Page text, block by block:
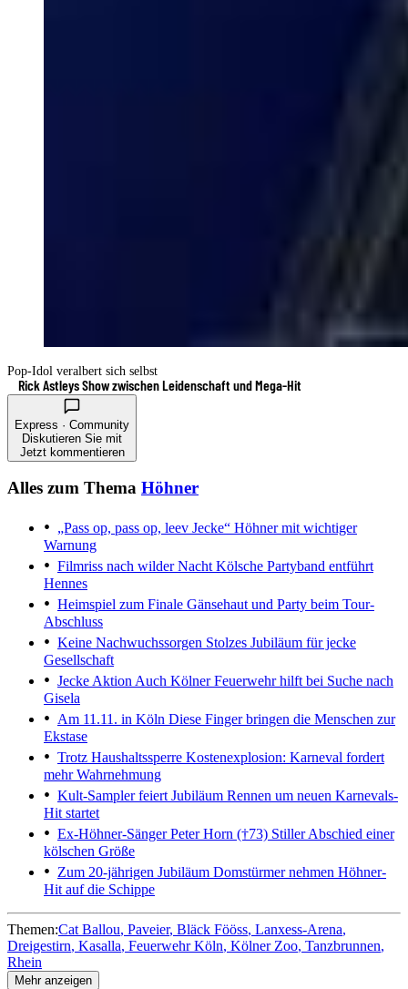
Pop-Idol veralbert sich selbst
Rick Astleys Show zwischen Leidenschaft und Mega-Hit
Express · Community
Diskutieren Sie mit
Jetzt kommentieren
Alles zum Thema Höhner
„Pass op, pass op, leev Jecke“ Höhner mit wichtiger
Warnung
Filmriss nach wilder Nacht Kölsche Partyband entführt
Hennes
Heimspiel zum Finale Gänsehaut und Party beim Tour-
Abschluss
Keine Nachwuchssorgen Stolzes Jubiläum für jecke
Gesellschaft
Jecke Aktion Auch Kölner Feuerwehr hilft bei Suche nach
Gisela
Am 11.11. in Köln Diese Finger bringen die Menschen zur
Ekstase
Trotz Haushaltssperre Kostenexplosion: Karneval fordert
mehr Wahrnehmung
Kult-Sampler feiert Jubiläum Rennen um neuen Karnevals-
Hit startet
Ex-Höhner-Sänger Peter Horn (†73) Stiller Abschied einer
kölschen Größe
Zum 20-jährigen Jubiläum Domstürmer nehmen Höhner-
Hit auf die Schippe
Themen:Cat Ballou Paveier Bläck Fööss Lanxess-Arena
Dreigestirn Kasalla Feuerwehr Köln Kölner Zoo Tanzbrunnen
Rhein
Mehr anzeigen